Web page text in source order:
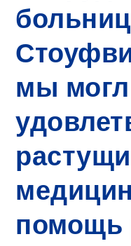
мы
помощь